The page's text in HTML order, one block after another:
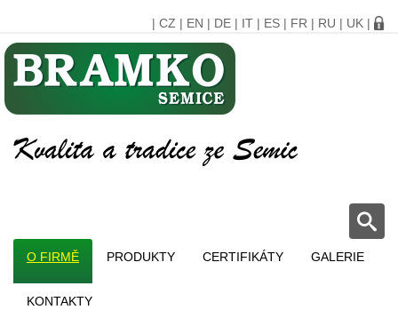
| CZ | EN | DE | IT | ES | FR | RU | UK |
O FIRMĚ PRODUKTY CERTIFIKÁTY GALERIE
KONTAKTY